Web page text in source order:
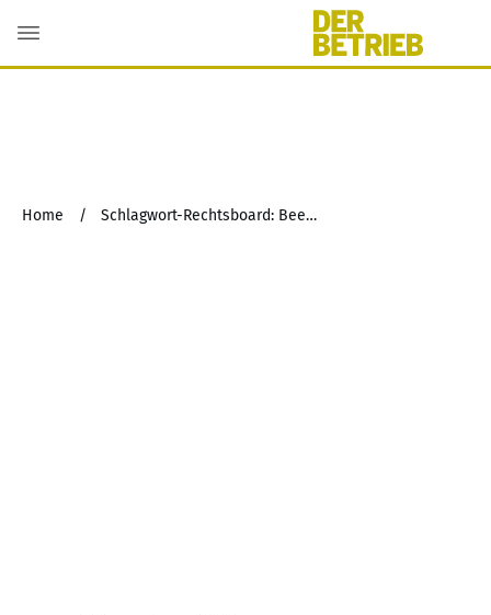
Home / Schlagwort-Rechtsboard: Beendigung freiwilliger Leistungen